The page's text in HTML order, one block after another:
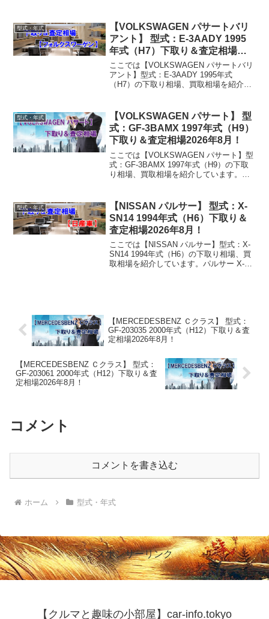
円買取り相場：マイナ...
型式・年式
【VOLKSWAGEN パサートバリ
アント】 型式：E-3AADY 1995
年式（H7）下取り＆査定相場
2026年8月！
ここでは【VOLKSWAGEN パサートバリ
アント】型式：E-3AADY 1995年式
（H7）の下取り相場、買取相場を紹介し
取り相場：マイナス1万円～4...
型式・年式
【VOLKSWAGEN パサート】 型
式：GF-3BAMX 1997年式（H9）
下取り＆査定相場2026年8月！
ここでは【VOLKSWAGEN パサート】型
式：GF-3BAMX 1997年式（H9）の下取
り相場、買取相場を紹介しています。パ
万円～5万円買取り相場：...
型式・年式
【NISSAN パルサー】 型式：X-
SN14 1994年式（H6）下取り＆
査定相場2026年8月！
ここでは【NISSAN パルサー】型式：X-
SN14 1994年式（H6）の下取り相場、買
取相場を紹介しています。パルサー X-
【MERCEDESBENZ Ｃクラス】 型式：
GF-203035 2000年式（H12）下取り＆査
定相場2026年8月！
【MERCEDESBENZ Ｃクラス】 型式：
GF-203061 2000年式（H12）下取り＆査
定相場2026年8月！
コメント
コメントを書き込む
ホーム 型式・年式
スポンサーリンク
【クルマと趣味の小部屋】car-info.tokyo